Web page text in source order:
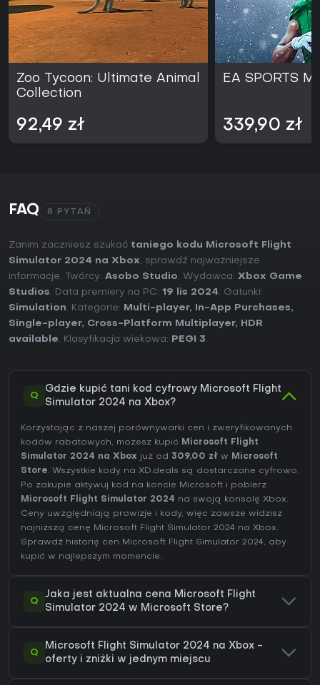
Zoo Tycoon: Ultimate Animal
Collection
92,49 zł
EA SPORTS
339,90 zł
FAQ 8 PYTAŃ
Zanim zaczniesz szukać taniego kodu Microsoft Flight
Simulator 2024 na Xbox, sprawdź najważniejsze
informacje. Twórcy: Asobo Studio. Wydawca: Xbox Game
Studios. Data premiery na PC: 19 lis 2024. Gatunki:
Simulation. Kategorie: Multi-player, In-App Purchases,
Single-player, Cross-Platform Multiplayer,
HDR
available. Klasyfikacja wiekowa: PEGI 3.
Q
Gdzie kupić tani kod cyfrowy Microsoft Flight
Simulator 2024 na Xbox?
Korzystając z naszej porównywarki cen i zweryfikowanych
kodów rabatowych, możesz kupić
Microsoft Flight
Simulator 2024 na Xbox już od 309,00 zł w
Microsoft
Store. Wszystkie kody na XD.deals są dostarczane cyfrowo.
Po zakupie aktywuj kod na koncie Microsoft i pobierz
Microsoft Flight Simulator 2024 na swoją konsolę Xbox.
Ceny uwzględniają prowizje i kody, więc zawsze widzisz
najniższą cenę Microsoft Flight Simulator 2024 na Xbox.
Sprawdź historię cen Microsoft Flight Simulator 2024, aby
kupić w najlepszym momencie.
Q
Jaka jest aktualna cena Microsoft Flight
Simulator 2024 w Microsoft Store?
Q
Microsoft Flight Simulator 2024 na Xbox -
oferty i zniżki w jednym miejscu